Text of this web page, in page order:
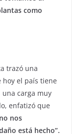
como
trazó una
el país tiene
una carga muy
enfatizó que
nos
está hecho”.